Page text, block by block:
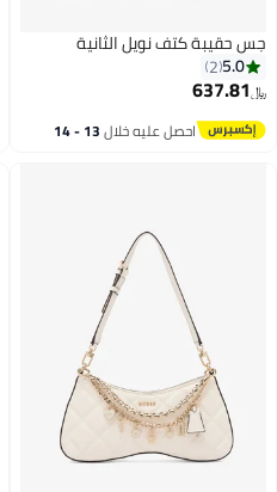
جس حقيبة كتف نويل الثانية
5.0
2
﷼‏ 637.81
احصل عليه خلال 13 - 14